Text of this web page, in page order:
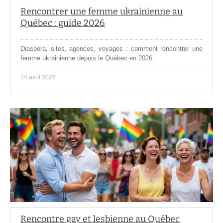
Rencontrer une femme ukrainienne au
Québec : guide 2026
Diaspora, sites, agences, voyages : comment rencontrer une
femme ukrainienne depuis le Québec en 2026.
14 avril 2026
Rencontre gay et lesbienne au Québec